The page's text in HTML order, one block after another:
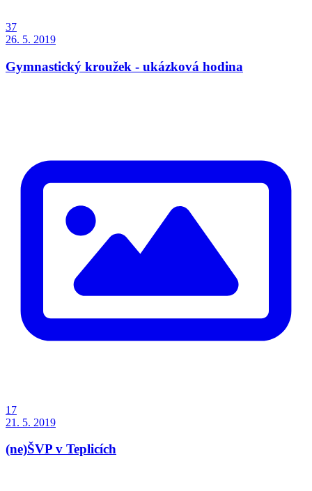
37
26. 5. 2019
Gymnastický kroužek - ukázková hodina
17
21. 5. 2019
(ne)ŠVP v Teplicích